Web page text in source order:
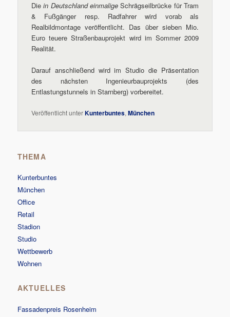
Diein Deutschland einmalige Schrägseilbrücke für Tram
& Fußgänger resp. Radfahrer wird vorab als
Realbildmontage veröffentlicht. Das über sieben Mio.
Euro teuere Straßenbauprojekt wird im Sommer 2009
Realität.
Darauf anschließend wird im Studio die Präsentation
des nächsten Ingenieurbauprojekts (des
Entlastungstunnels in Starnberg) vorbereitet.
Veröffentlicht unterKunterbuntes,München
THEMA
Kunterbuntes
München
Office
Retail
Stadion
Studio
Wettbewerb
Wohnen
AKTUELLES
Fassadenpreis Rosenheim